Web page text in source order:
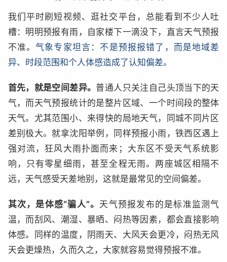
我们平时刷短视频、逛社交平台，总能看到不少人吐
槽：明明预报有雨，自家楼下一滴没下，直言天气预报
不准。气象专家坦言：不是预报报错了，而是地域差
异、时段范围和个人体感造成了认知偏差。
首先，就是空间差异。普通人只关注自己头顶当下的天
气，而天气预报统计的是整片区域、一个时间段的整体
天气。尤其范围小、来得快的局地天气，同城不同片区
差别极大。就拿沈阳举例，同样预报小雨，铁西区遇上
强对流，狂风大雨扑面而来；大东区不受天气系统影
响，只有零星细雨，甚至全程无雨。两座城区相隔不
远，天气感受天差地别，这就是最常见的空间偏差。
其次，是体感“骗人”。 天气预报发布的是标准监测气
温，而刮风、潮湿、暴晒、闷热等因素，都会直接影响
体感。同样的温度，阴雨天、大风天会更冷，闷热无风
天会更燥热，久而久之，大家就容易觉得预报不准。